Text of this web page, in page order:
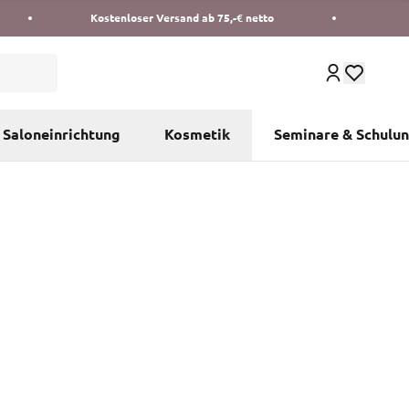
Kostenloser Versand ab 75,-€ netto
Saloneinrichtung Kosmetik Seminare &